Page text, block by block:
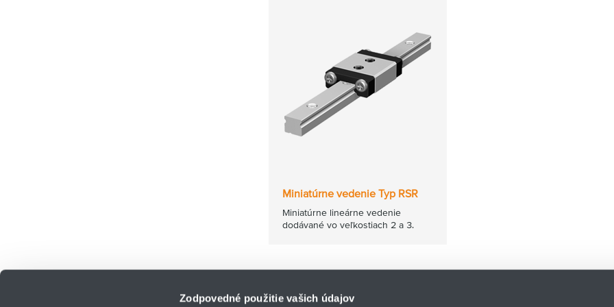
Zodpovedné použitie vašich údajov
Miniatúrne vedenie Typ RSR
Miniatúrne lineárne vedenie
dodávané vo veľkostiach 2 a 3.